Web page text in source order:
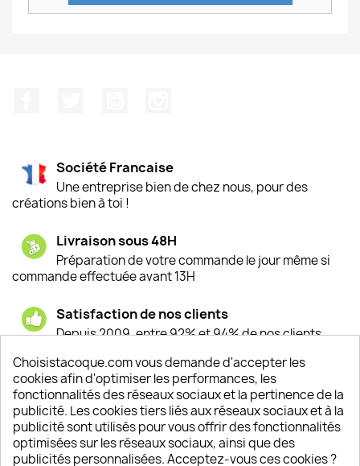
Société Francaise
Une entreprise bien de chez nous, pour des
créations bien à toi !
Livraison sous 48H
Préparation de votre commande le jour même si
commande effectuée avant 13H
Satisfaction de nos clients
Depuis 2009, entre 92% et 94% de nos clients
Un SAV à votre écoute
Notre SAV est disponible 6/7J de 10h à 18H
Choisistacoque.com vous demande d'accepter les
cookies afin d'optimiser les performances, les
fonctionnalités des réseaux sociaux et la pertinence de la
publicité. Les cookies tiers liés aux réseaux sociaux et à la
publicité sont utilisés pour vous offrir des fonctionnalités
optimisées sur les réseaux sociaux, ainsi que des
publicités personnalisées. Acceptez-vous ces cookies ?